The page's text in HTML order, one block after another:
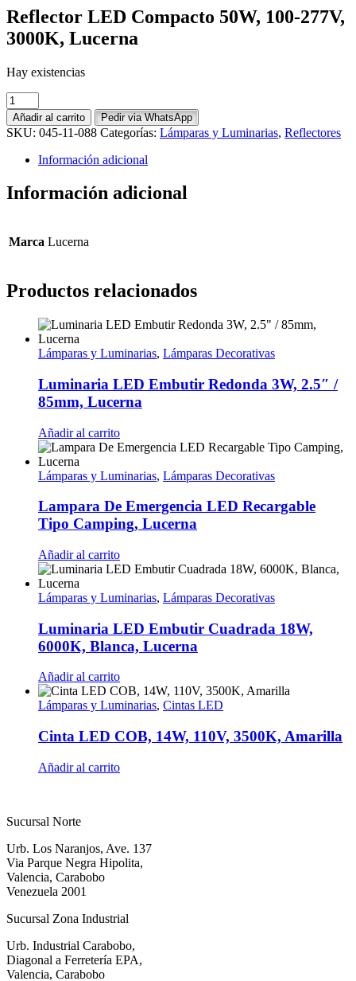
Reflector LED Compacto 50W, 100-277V,
3000K, Lucerna
Hay existencias
Reflector
LED
Compacto
50W,
100-
3000K,
Lucerna
Añadir al carrito Pedir via WhatsApp
SKU: 045-11-088 Categorías: Lámparas y Luminarias, Reflectores
Información adicional
Información adicional
Marca Lucerna
Productos relacionados
Lámparas y Luminarias, Lámparas Decorativas
Luminaria LED Embutir Redonda 3W, 2.5″ /
85mm, Lucerna
Añadir al carrito
Lámparas y Luminarias, Lámparas Decorativas
Lampara De Emergencia LED Recargable
Tipo Camping, Lucerna
Añadir al carrito
Lámparas y Luminarias, Lámparas Decorativas
Luminaria LED Embutir Cuadrada 18W,
6000K, Blanca, Lucerna
Añadir al carrito
Lámparas y Luminarias, Cintas LED
Cinta LED COB, 14W, 110V, 3500K, Amarilla
Añadir al carrito
Sucursal Norte
Urb. Los Naranjos, Ave. 137
Via Parque Negra Hipolita,
Valencia, Carabobo
Venezuela 2001
Sucursal Zona Industrial
Urb. Industrial Carabobo,
Diagonal a Ferretería EPA,
Valencia, Carabobo